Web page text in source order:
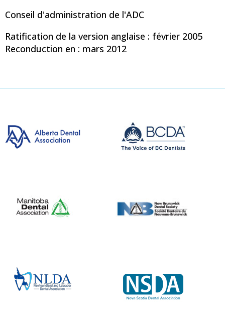
Conseil d'administration de l'ADC
Ratification de la version anglaise : février 2005
Reconduction en : mars 2012